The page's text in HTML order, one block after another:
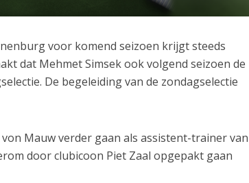
voor komend seizoen krijgt steeds
dat Mehmet Simsek ook volgend seizoen de
De begeleiding van de zondagselectie
Mauw verder gaan als assistent-trainer van
door clubicoon Piet Zaal opgepakt gaan